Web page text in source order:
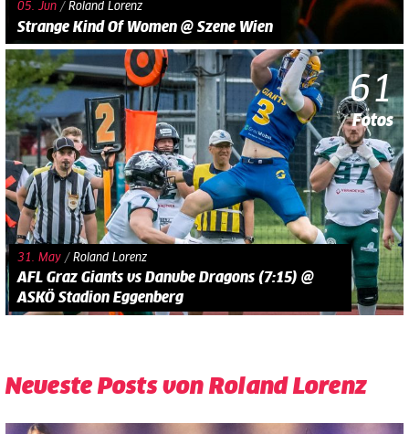
05. Jun / Roland Lorenz
Strange Kind Of Women @ Szene Wien
31. May / Roland Lorenz
AFL Graz Giants vs Danube Dragons (7:15) @
ASKÖ Stadion Eggenberg
61
Fotos
Neueste Posts von Roland Lorenz